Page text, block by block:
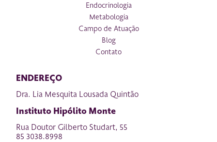
Endocrinologia
Metabologia
Campo de Atuação
Blog
Contato
ENDEREÇO
Dra. Lia Mesquita Lousada Quintão
Instituto Hipólito Monte
Rua Doutor Gilberto Studart, 55
85 3038.8998